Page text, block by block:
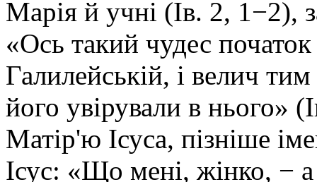
Марія й учні (Ів. 2, 1−2),
«Ось такий чудес
Галилейській, і велич
його увірували в нього»
Матір'ю Ісуса, пізніше
Ісус: «Що мені, жінко, −